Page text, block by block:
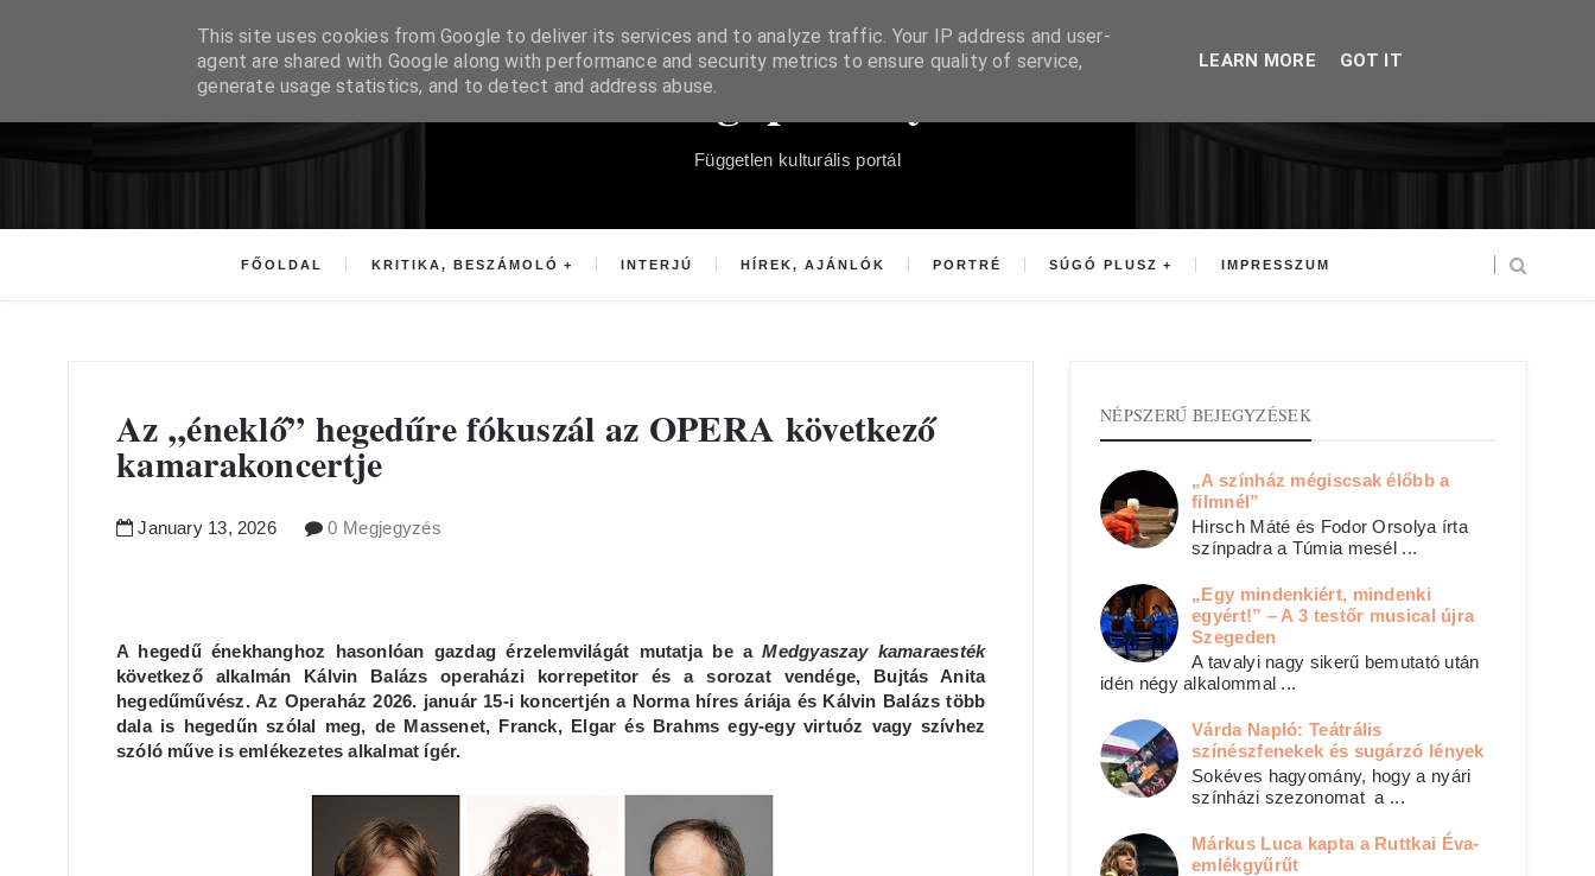
Súgópéldány
Független kulturális portál
FŐOLDAL KRITIKA, BESZÁMOLÓ INTERJÚ HÍREK, AJÁNLÓK PORTRÉ SÚGÓ PLUSZ IMPRESSZUM
Az „éneklő” hegedűre fókuszál az OPERA következő
kamarakoncertje
January 13, 2026 0 Megjegyzés
A hegedű énekhanghoz hasonlóan gazdag érzelemvilágát mutatja be aMedgyaszay kamaraesték
következő alkalmán Kálvin Balázs operaházi korrepetitor és a sorozat vendége, Bujtás Anita
hegedűművész. Az Operaház 2026. január 15-i koncertjén a Norma híres áriája és Kálvin Balázs több
dala is hegedűn szólal meg, de Massenet, Franck, Elgar és Brahms egy-egy virtuóz vagy szívhez
szóló műve is emlékezetes alkalmat ígér.
NÉPSZERŰ BEJEGYZÉSEK
„A színház mégiscsak élőbb a
filmnél”
Hirsch Máté és Fodor Orsolya írta
színpadra a Túmia mesél ...
„Egy mindenkiért, mindenki
egyért!” – A 3 testőr musical újra
Szegeden
A tavalyi nagy sikerű bemutató után
idén négy alkalommal ...
Várda Napló: Teátrális
színészfenekek és sugárzó lények
Sokéves hagyomány, hogy a nyári
színházi szezonomat a ...
Márkus Luca kapta a Ruttkai Éva-
emlékgyűrűt
This site uses cookies from Google to deliver its services and to analyze traffic. Your IP address and user-
agent are shared with Google along with performance and security metrics to ensure quality of service,
generate usage statistics, and to detect and address abuse.
LEARN MORE GOT IT